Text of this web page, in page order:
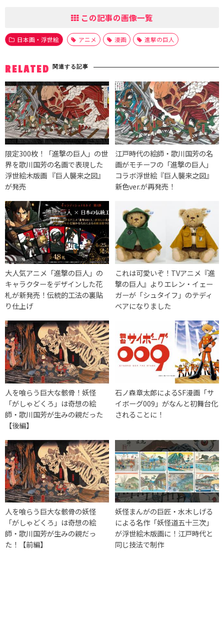
この記事の画像一覧
日本画・浮世絵 アニメ 漫画 進撃の巨人
RELATED 関連する記事
限定300枚！「進撃の巨人」の世
界を歌川国芳の名画で表現した
浮世絵木版画 『巨人襲来之図』
が発売
江戸時代の絵師・歌川国芳の名
画がモチーフの「進撃の巨人」
コラボ浮世絵『巨人襲来之図』
新色ver.が再発売！
大人気アニメ「進撃の巨人」の
キャラクターをデザインした花
札が新発売！伝統的工法の裏貼
り仕上げ
これは可愛いぞ！TVアニメ『進
撃の巨人』よりエレン・イェー
ガーが「シュタイフ」のテディ
ベアになりました
人を喰らう巨大な骸骨！妖怪
「がしゃどくろ」は奇想の絵
師・歌川国芳が生みの親だった
【後編】
石ノ森章太郎によるSF漫画「サ
イボーグ009」がなんと初舞台化
されることに！
人を喰らう巨大な骸骨の妖怪
「がしゃどくろ」は奇想の絵
師・歌川国芳が生みの親だっ
た！【前編】
妖怪まんがの巨匠・水木しげる
による名作「妖怪道五十三次」
が浮世絵木版画に！江戸時代と
同じ技法で制作